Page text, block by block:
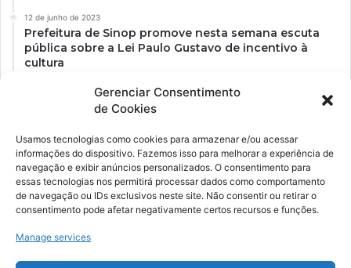
Gerenciar Consentimento
de Cookies
Usamos tecnologias como cookies para armazenar e/ou acessar
informações do dispositivo. Fazemos isso para melhorar a experiência de
navegação e exibir anúncios personalizados. O consentimento para
essas tecnologias nos permitirá processar dados como comportamento
de navegação ou IDs exclusivos neste site. Não consentir ou retirar o
consentimento pode afetar negativamente certos recursos e funções.
Manage services
12 de junho de 2023
Prefeitura de Sinop promove nesta semana escuta
pública sobre a Lei Paulo Gustavo de incentivo à
cultura
Ockara é uma plataforma multicultural e criativa. Nossa proposta é
oferecer o máximo de ferramentas para realizadores e